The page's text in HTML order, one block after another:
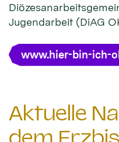
Jugendarbeit (DiAG
www.hier-bin-ich-
Aktuelle